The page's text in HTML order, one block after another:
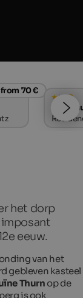
from 70 €
s
het dorp
imposant
eeuw.
van het
gebleven kasteel
Thurn op de
is ook